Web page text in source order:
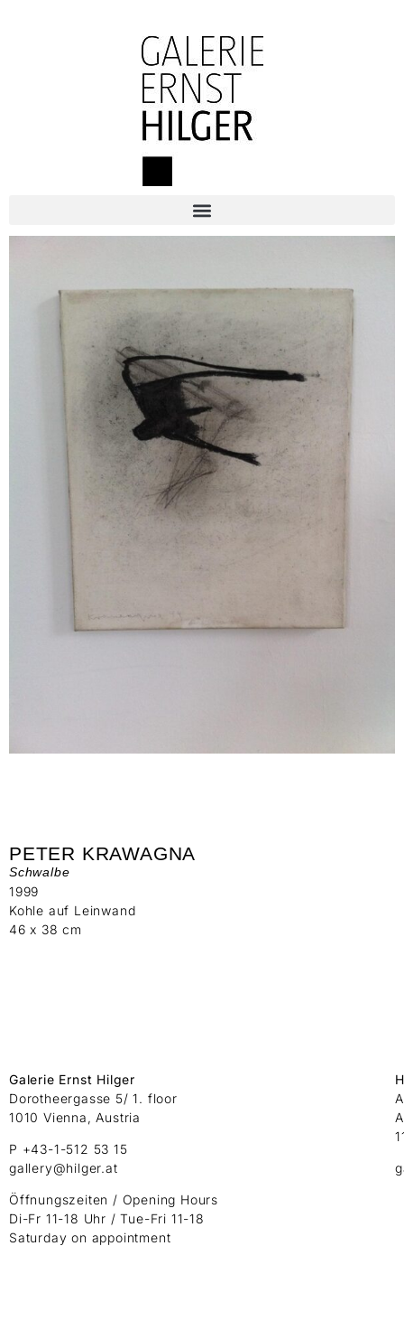
PETER KRAWAGNA
Schwalbe
1999
Kohle auf Leinwand
46 x 38 cm
Galerie Ernst Hilger
Dorotheergasse 5/ 1. floor
1010 Vienna, Austria
P +43-1-512 53 15
gallery@hilger.at
Öffnungszeiten / Opening Hours
Di-Fr 11-18 Uhr / Tue-Fri 11-18
Saturday on appointment